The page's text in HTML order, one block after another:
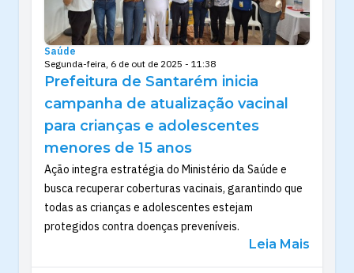
Saúde
Segunda-feira, 6 de out de 2025 - 11:38
Prefeitura de Santarém inicia
campanha de atualização vacinal
para crianças e adolescentes
menores de 15 anos
Ação integra estratégia do Ministério da Saúde e
busca recuperar coberturas vacinais, garantindo que
todas as crianças e adolescentes estejam
protegidos contra doenças preveníveis.
Leia Mais